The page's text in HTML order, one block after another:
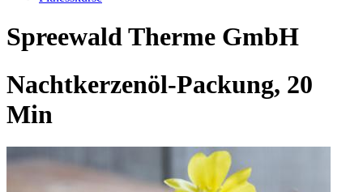
Spreewald Therme GmbH
Nachtkerzenöl-Packung, 20
Min